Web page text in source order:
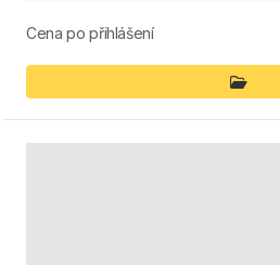
Cena po přihlášení